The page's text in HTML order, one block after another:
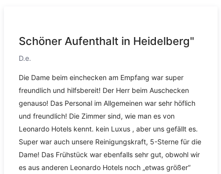
Schöner Aufenthalt in Heidelberg"
D.e.
Die Dame beim einchecken am Empfang war super
freundlich und hilfsbereit! Der Herr beim Auschecken
genauso! Das Personal im Allgemeinen war sehr höflich
und freundlich! Die Zimmer sind, wie man es von
Leonardo Hotels kennt. kein Luxus , aber uns gefällt es.
Super war auch unsere Reinigungskraft, 5-Sterne für die
Dame! Das Frühstück war ebenfalls sehr gut, obwohl wir
es aus anderen Leonardo Hotels noch „etwas größer“